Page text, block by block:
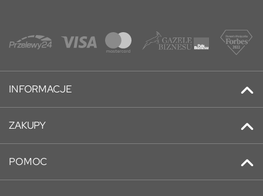
INFORMACJE
Kontakt
Promocje
ZAKUPY
Adresy
Historia zamówień
POMOC
O nas